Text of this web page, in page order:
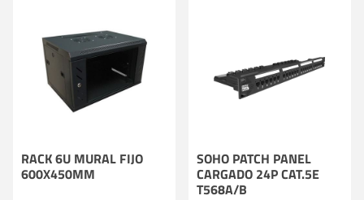
RACK 6U MURAL FIJO
600X450MM
SOHO PATCH PANEL
CARGADO 24P CAT.5E
T568A/B